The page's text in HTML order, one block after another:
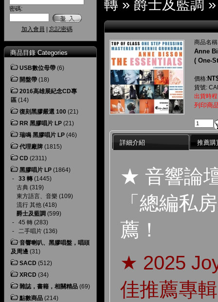
密碼:
加入會員 忘記密碼
商品目錄 Categories
USB數位母帶 (6)
開盤帶 (18)
2016高雄展紀念CD專
區 (14)
復刻黑膠嚴選 100 (21)
RR 黑膠唱片 LP (21)
瑞鳴 黑膠唱片 LP (46)
代理廠牌 (1815)
CD (2311)
黑膠唱片 LP (1864)
- 33 轉 (1445)
古典 (319)
東方語言、音樂 (109)
流行 其他 (418)
爵士及藍調 (599)
- 45 轉 (283)
- 二手唱片 (136)
音響喇叭、黑膠唱盤，唱頭
及周邊 (31)
SACD (512)
XRCD (34)
雜誌，書籍，相關精品 (69)
點數商品 (214)
轉 » 爵士及藍調
商品名
Anne
( One-
價格:
貨號:
出貨時
列印商
詳細介紹 推薦購
★ 音響論
「總編私
薦！
★ 2025
佳推薦專